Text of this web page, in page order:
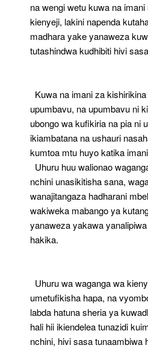
na wengi wetu kuwa na
kienyeji, lakini napenda
madhara yake yanaweza
tutashindwa kudhibiti hivi
Kuwa na imani za
upumbavu, na upumbavu ni
ubongo wa kufikiria na pia ni
ikiambatana na ushauri
kumtoa mtu huyo katika
Uhuru huu walionao
nchini unasikitisha sana,
wanajitangaza hadharani
wakiweka mabango ya
yanaweza yakawa
hakika.
Uhuru wa waganga wa
umetufikisha hapa, na
labda hatuna sheria ya
hali hii ikiendelea tunazidi
nchini, hivi sasa tunaambiwa